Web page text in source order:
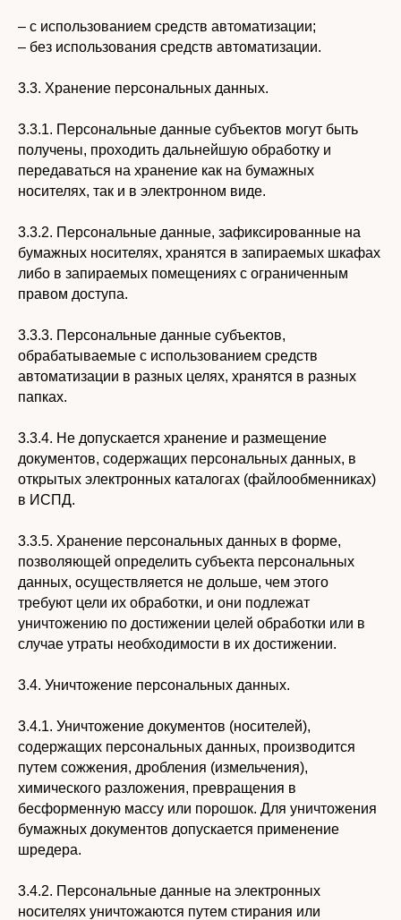
– с использованием средств автоматизации;
– без использования средств автоматизации.
3.3. Хранение персональных данных.
3.3.1. Персональные данные субъектов могут быть
получены, проходить дальнейшую обработку и
передаваться на хранение как на бумажных
носителях, так и в электронном виде.
3.3.2. Персональные данные, зафиксированные на
бумажных носителях, хранятся в запираемых шкафах
либо в запираемых помещениях с ограниченным
правом доступа.
3.3.3. Персональные данные субъектов,
обрабатываемые с использованием средств
автоматизации в разных целях, хранятся в разных
папках.
3.3.4. Не допускается хранение и размещение
документов, содержащих персональных данных, в
открытых электронных каталогах (файлообменниках)
в ИСПД.
3.3.5. Хранение персональных данных в форме,
позволяющей определить субъекта персональных
данных, осуществляется не дольше, чем этого
требуют цели их обработки, и они подлежат
уничтожению по достижении целей обработки или в
случае утраты необходимости в их достижении.
3.4. Уничтожение персональных данных.
3.4.1. Уничтожение документов (носителей),
содержащих персональных данных, производится
путем сожжения, дробления (измельчения),
химического разложения, превращения в
бесформенную массу или порошок. Для уничтожения
бумажных документов допускается применение
шредера.
3.4.2. Персональные данные на электронных
носителях уничтожаются путем стирания или